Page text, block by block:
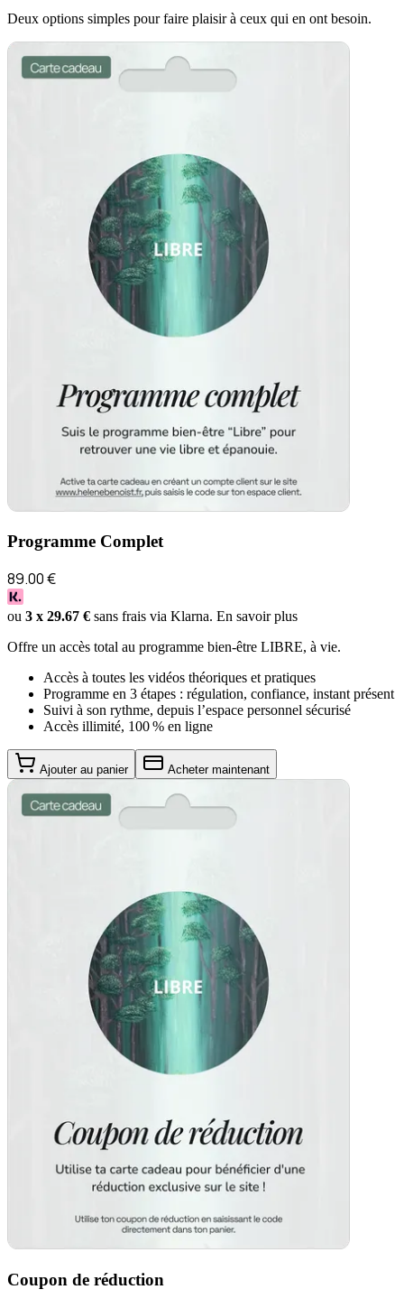
Deux options simples pour faire plaisir à ceux qui en ont besoin.
Programme Complet
89.00€
ou 3 x 29.67 € sans frais via Klarna. En savoir plus
Offre un accès total au programme bien-être LIBRE, à vie.
Accès à toutes les vidéos théoriques et pratiques
Programme en 3 étapes : régulation, confiance, instant présent
Suivi à son rythme, depuis l’espace personnel sécurisé
Accès illimité, 100 % en ligne
Ajouter au panier Acheter maintenant
Coupon de réduction